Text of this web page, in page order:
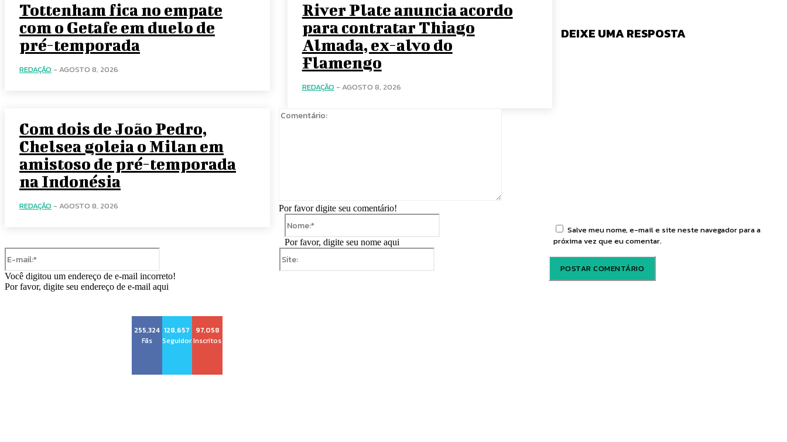
Tottenham fica no empate
com o Getafe em duelo de
pré-temporada
REDAÇÃO - AGOSTO 8, 2026
River Plate anuncia acordo
para contratar Thiago
Almada, ex-alvo do
Flamengo
REDAÇÃO - AGOSTO 8, 2026
Com dois de João Pedro,
Chelsea goleia o Milan em
amistoso de pré-temporada
na Indonésia
REDAÇÃO - AGOSTO 8, 2026
DEIXE UMA RESPOSTA
Por favor digite seu comentário!
Nome:*
Por favor, digite seu nome aqui
Você digitou um endereço de e-mail incorreto!
Por favor, digite seu endereço de e-mail aqui
Salve meu nome, e-mail e site neste navegador para a
próxima vez que eu comentar.
255,324
Fãs
128,657
Seguidores
97,058
Inscritos